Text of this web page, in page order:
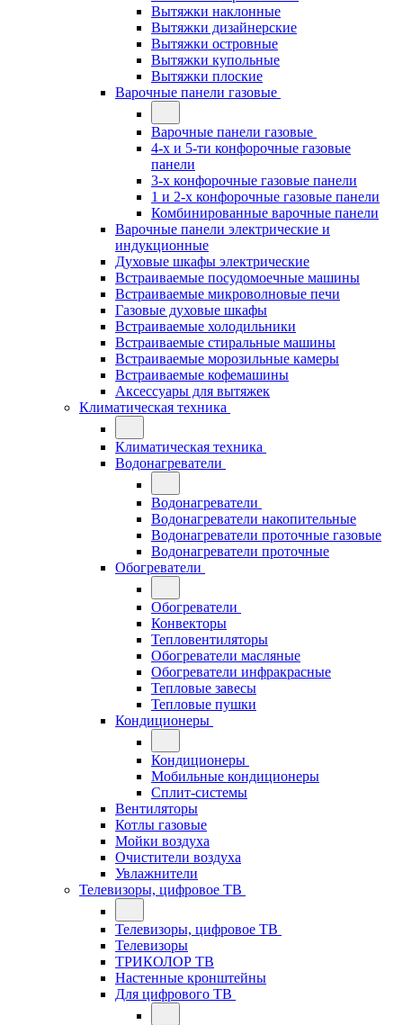
Вытяжки наклонные
Вытяжки дизайнерские
Вытяжки островные
Вытяжки купольные
Вытяжки плоские
Варочные панели газовые
Варочные панели газовые
4-х и 5-ти конфорочные газовые
панели
3-х конфорочные газовые панели
1 и 2-х конфорочные газовые панели
Комбинированные варочные панели
Варочные панели электрические и
индукционные
Духовые шкафы электрические
Встраиваемые посудомоечные машины
Встраиваемые микроволновые печи
Газовые духовые шкафы
Встраиваемые холодильники
Встраиваемые стиральные машины
Встраиваемые морозильные камеры
Встраиваемые кофемашины
Аксессуары для вытяжек
Климатическая техника
Климатическая техника
Водонагреватели
Водонагреватели
Водонагреватели накопительные
Водонагреватели проточные газовые
Водонагреватели проточные
Обогреватели
Обогреватели
Конвекторы
Тепловентиляторы
Обогреватели масляные
Обогреватели инфракрасные
Тепловые завесы
Тепловые пушки
Кондиционеры
Кондиционеры
Мобильные кондиционеры
Сплит-системы
Вентиляторы
Котлы газовые
Мойки воздуха
Очистители воздуха
Увлажнители
Телевизоры, цифровое ТВ
Телевизоры, цифровое ТВ
Телевизоры
ТРИКОЛОР ТВ
Настенные кронштейны
Для цифрового ТВ